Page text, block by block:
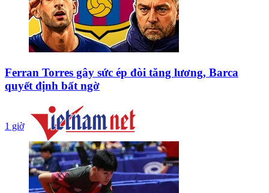
Ferran Torres gây sức ép đòi tăng lương, Barca
quyết định bất ngờ
1 giờ